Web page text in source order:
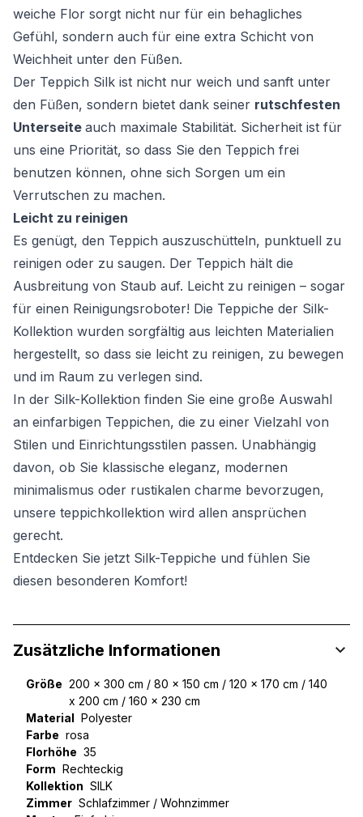
weiche Flor sorgt nicht nur für ein behagliches
Gefühl, sondern auch für eine extra Schicht von
Weichheit unter den Füßen.
Der Teppich Silk ist nicht nur weich und sanft unter
den Füßen, sondern bietet dank seiner rutschfesten
Unterseite auch maximale Stabilität. Sicherheit ist für
uns eine Priorität, so dass Sie den Teppich frei
benutzen können, ohne sich Sorgen um ein
Verrutschen zu machen.
Leicht zu reinigen
Es genügt, den Teppich auszuschütteln, punktuell zu
reinigen oder zu saugen. Der Teppich hält die
Ausbreitung von Staub auf. Leicht zu reinigen – sogar
für einen Reinigungsroboter! Die Teppiche der Silk-
Kollektion wurden sorgfältig aus leichten Materialien
hergestellt, so dass sie leicht zu reinigen, zu bewegen
und im Raum zu verlegen sind.
In der Silk-Kollektion finden Sie eine große Auswahl
an einfarbigen Teppichen, die zu einer Vielzahl von
Stilen und Einrichtungsstilen passen. Unabhängig
davon, ob Sie klassische eleganz, modernen
minimalismus oder rustikalen charme bevorzugen,
unsere teppichkollektion wird allen ansprüchen
gerecht.
Entdecken Sie jetzt Silk-Teppiche und fühlen Sie
diesen besonderen Komfort!
Zusätzliche Informationen
Größe 200 x 300 cm / 80 x 150 cm / 120 x 170 cm / 140
x 200 cm / 160 x 230 cm
Material Polyester
Farbe rosa
Florhöhe 35
Form Rechteckig
Kollektion SILK
Zimmer Schlafzimmer / Wohnzimmer